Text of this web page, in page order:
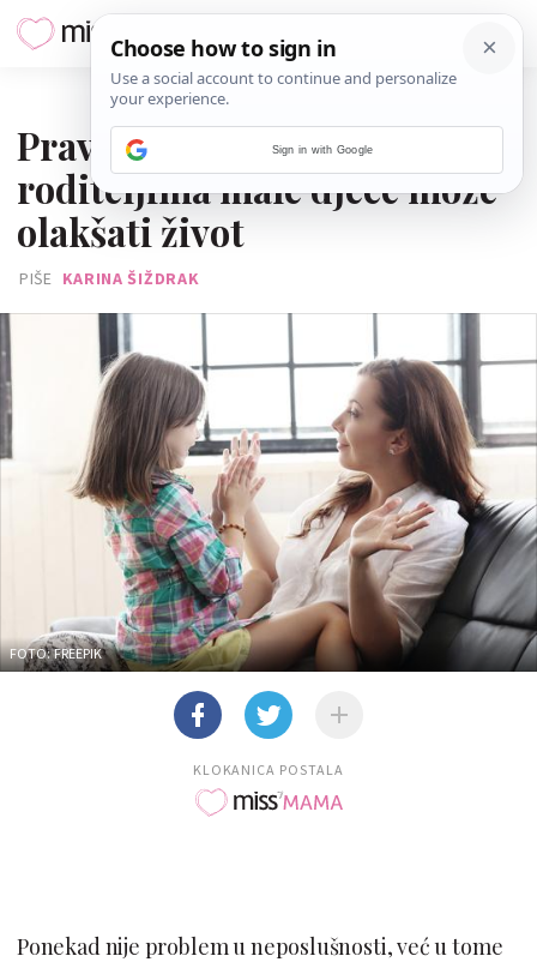
Pravilo od 10 sekundi koje
roditeljima male djece može
olakšati život
PIŠE KARINA ŠIŽDRAK
FOTO: FREEPIK
KLOKANICA POSTALA
Ponekad nije problem u neposlušnosti, već u tome
Sign in with Google